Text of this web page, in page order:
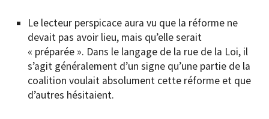
Le lecteur perspicace aura vu que la réforme ne
devait pas avoir lieu, mais qu’elle serait
« préparée ». Dans le langage de la rue de la Loi, il
s’agit généralement d’un signe qu’une partie de la
coalition voulait absolument cette réforme et que
d’autres hésitaient.